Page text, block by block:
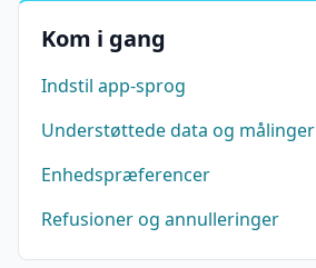
Kom i gang
Indstil app-sprog
Understøttede data og målinger
Enhedspræferencer
Refusioner og annulleringer